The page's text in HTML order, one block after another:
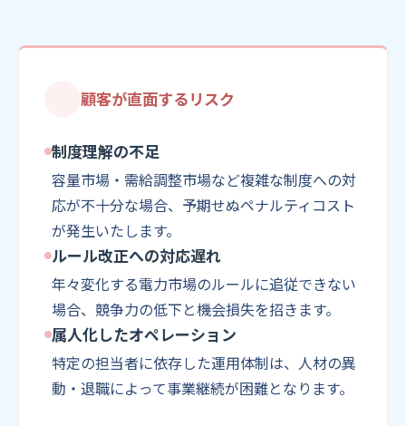
顧客が直面するリスク
制度理解の不足
容量市場・需給調整市場など複雑な制度への対
応が不十分な場合、予期せぬペナルティコスト
が発生いたします。
ルール改正への対応遅れ
年々変化する電力市場のルールに追従できない
場合、競争力の低下と機会損失を招きます。
属人化したオペレーション
特定の担当者に依存した運用体制は、人材の異
動・退職によって事業継続が困難となります。